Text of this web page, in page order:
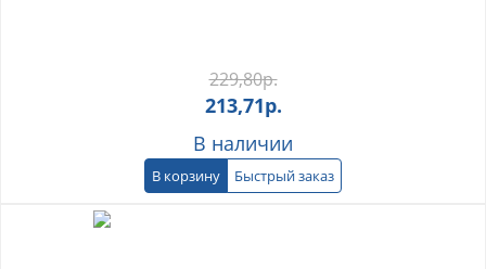
229,80р.
213,71р.
В наличии
В корзину Быстрый заказ